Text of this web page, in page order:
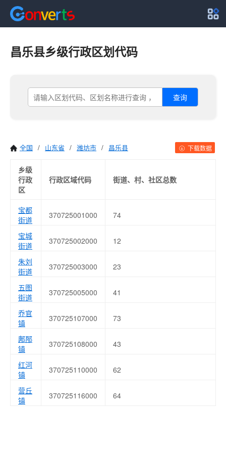
昌乐县乡级行政区划代码
查询
全国 / 山东省 / 潍坊市 / 昌乐县 下载数据
乡级
行政
区
行政区域代码 街道、村、社区总数
宝都
街道
370725001000 74
宝城
街道
370725002000 12
朱刘
街道
370725003000 23
五图
街道
370725005000 41
乔官
镇
370725107000 73
鄌郚
镇
370725108000 43
红河
镇
370725110000 62
营丘
镇
370725116000 64